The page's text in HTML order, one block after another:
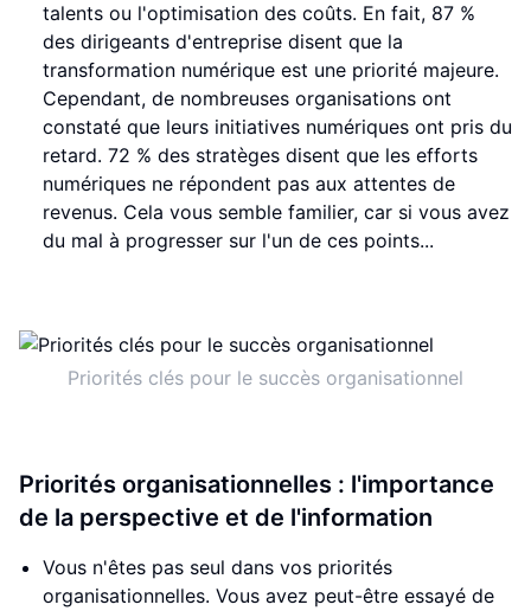
talents ou l'optimisation des coûts. En fait, 87 %
des dirigeants d'entreprise disent que la
transformation numérique est une priorité majeure.
Cependant, de nombreuses organisations ont
constaté que leurs initiatives numériques ont pris du
retard. 72 % des stratèges disent que les efforts
numériques ne répondent pas aux attentes de
revenus. Cela vous semble familier, car si vous avez
du mal à progresser sur l'un de ces points...
Priorités clés pour le succès organisationnel
Priorités organisationnelles : l'importance
de la perspective et de l'information
Vous n'êtes pas seul dans vos priorités
organisationnelles. Vous avez peut-être essayé de